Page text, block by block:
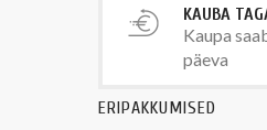
KAUBA
Kaupa
päeva
ERIPAKKUMISED